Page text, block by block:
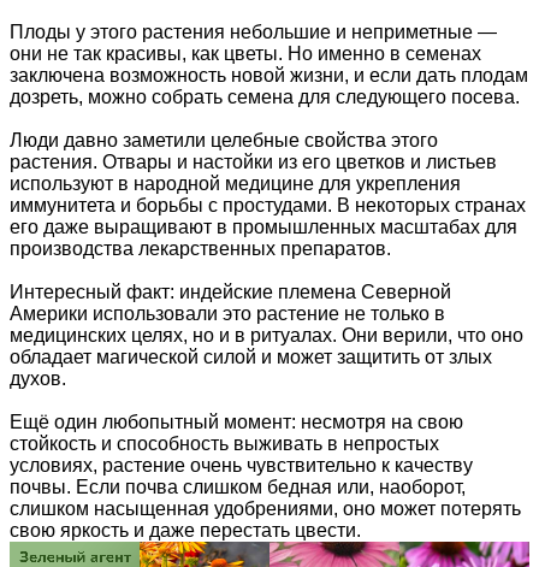
Плоды у этого растения небольшие и неприметные —
они не так красивы, как цветы. Но именно в семенах
заключена возможность новой жизни, и если дать плодам
дозреть, можно собрать семена для следующего посева.
Люди давно заметили целебные свойства этого
растения. Отвары и настойки из его цветков и листьев
используют в народной медицине для укрепления
иммунитета и борьбы с простудами. В некоторых странах
его даже выращивают в промышленных масштабах для
производства лекарственных препаратов.
Интересный факт: индейские племена Северной
Америки использовали это растение не только в
медицинских целях, но и в ритуалах. Они верили, что оно
обладает магической силой и может защитить от злых
духов.
Ещё один любопытный момент: несмотря на свою
стойкость и способность выживать в непростых
условиях, растение очень чувствительно к качеству
почвы. Если почва слишком бедная или, наоборот,
слишком насыщенная удобрениями, оно может потерять
свою яркость и даже перестать цвести.